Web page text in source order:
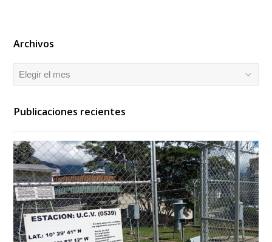
Archivos
Archivos
Publicaciones recientes